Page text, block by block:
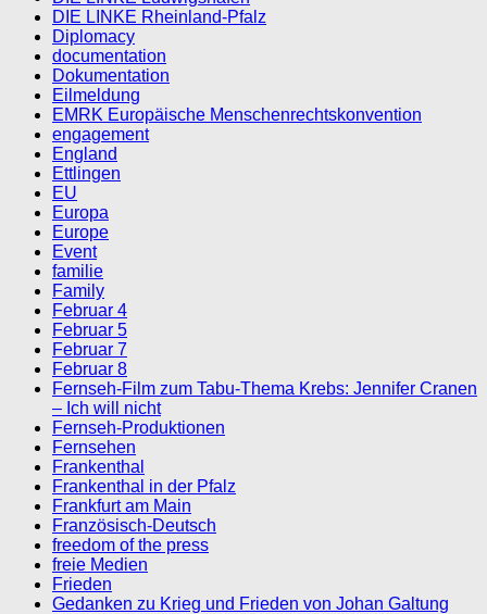
DIE LINKE Rheinland-Pfalz
Diplomacy
documentation
Dokumentation
Eilmeldung
EMRK Europäische Menschenrechtskonvention
engagement
England
Ettlingen
EU
Europa
Europe
Event
familie
Family
Februar 4
Februar 5
Februar 7
Februar 8
Fernseh-Film zum Tabu-Thema Krebs: Jennifer Cranen
– Ich will nicht
Fernseh-Produktionen
Fernsehen
Frankenthal
Frankenthal in der Pfalz
Frankfurt am Main
Französisch-Deutsch
freedom of the press
freie Medien
Frieden
Gedanken zu Krieg und Frieden von Johan Galtung